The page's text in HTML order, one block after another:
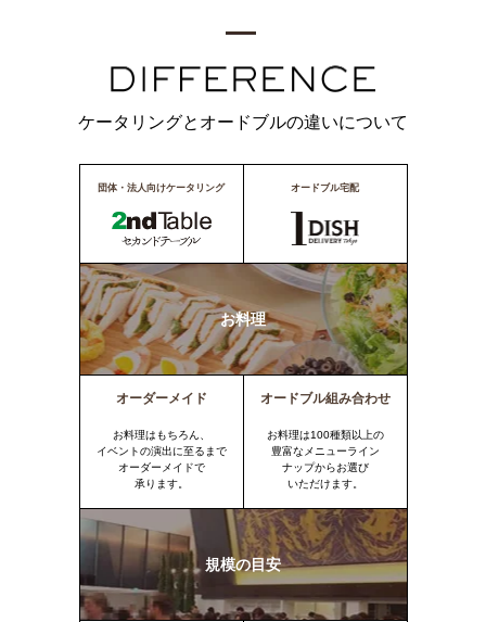
ケータリングとオードブルの違いについて
団体・法人向けケータリング オードブル宅配
お料理
オーダーメイド
お料理はもちろん、
イベントの演出に至るまで
オーダーメイドで
承ります。
オードブル組み合わせ
お料理は100種類以上の
豊富なメニューライン
ナップからお選び
いただけます。
規模の目安